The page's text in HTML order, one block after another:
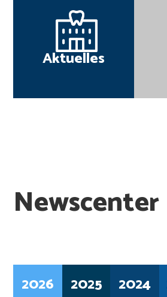
Aktuelles
Newscenter
2026 2025 2024